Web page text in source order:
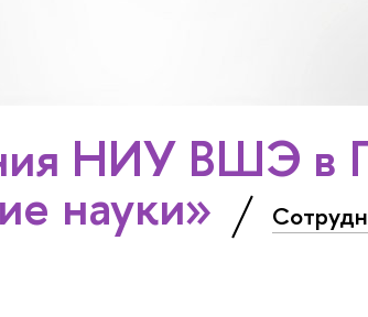
НИУ ВШЭ в
науки»